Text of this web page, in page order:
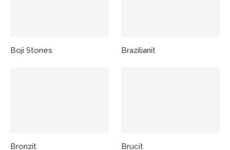
Boji Stones Brazilianit
Bronzit Brucit